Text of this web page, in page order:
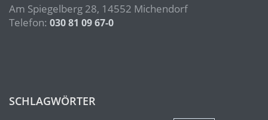
Am Spiegelberg 28, 14552 Michendorf
Telefon: 030 81 09 67-0
SCHLAGWÖRTER